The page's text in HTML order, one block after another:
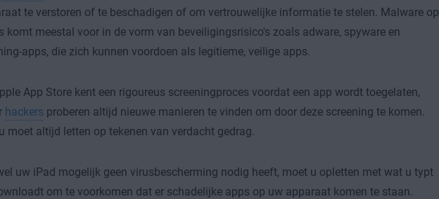
te verstoren of te beschadigen of om vertrouwelijke informatie te stelen. Malware op
komt meestal voor in de vorm van beveiligingsrisico's zoals adware, spyware en
apps, die zich kunnen voordoen als legitieme, veilige apps.
App Store kent een rigoureus screeningproces voordat een app wordt toegelaten,
hackers proberen altijd nieuwe manieren te vinden om door deze screening te komen.
moet altijd letten op tekenen van verdacht gedrag.
uw iPad mogelijk geen virusbescherming nodig heeft, moet u opletten met wat u typt
om te voorkomen dat er schadelijke apps op uw apparaat komen te staan.